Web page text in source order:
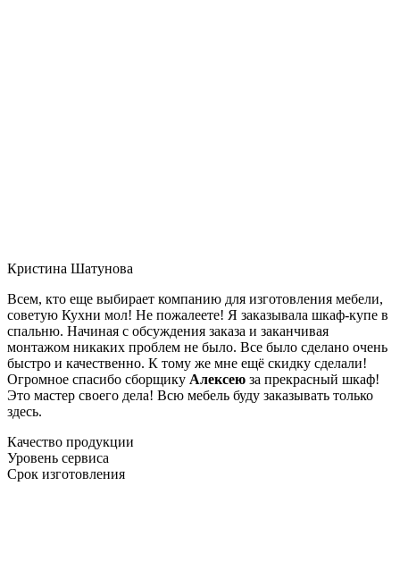
Кристина Шатунова
Всем, кто еще выбирает компанию для изготовления мебели,
советую Кухни мол! Не пожалеете! Я заказывала шкаф-купе в
спальню. Начиная с обсуждения заказа и заканчивая
монтажом никаких проблем не было. Все было сделано очень
быстро и качественно. К тому же мне ещё скидку сделали!
Огромное спасибо сборщику Алексею за прекрасный шкаф!
Это мастер своего дела! Всю мебель буду заказывать только
здесь.
Качество продукции
Уровень сервиса
Срок изготовления